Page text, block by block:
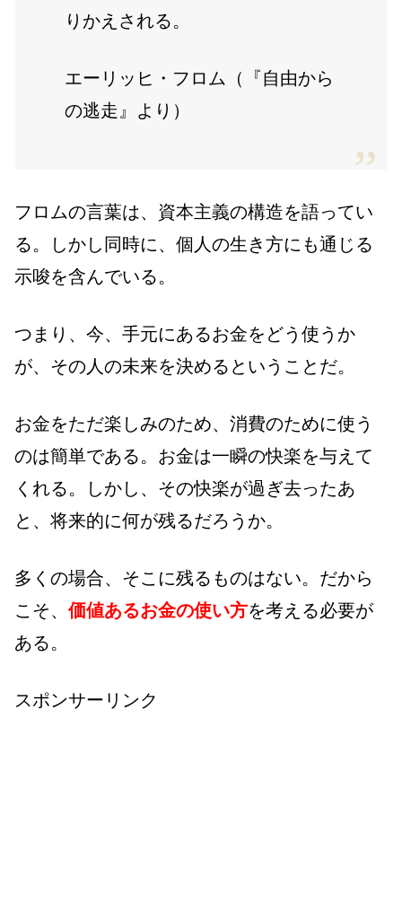
りかえされる。
エーリッヒ・フロム（『自由から
の逃走』より）
フロムの言葉は、資本主義の構造を語ってい
る。しかし同時に、個人の生き方にも通じる
示唆を含んでいる。
つまり、今、手元にあるお金をどう使うか
が、その人の未来を決めるということだ。
お金をただ楽しみのため、消費のために使う
のは簡単である。お金は一瞬の快楽を与えて
くれる。しかし、その快楽が過ぎ去ったあ
と、将来的に何が残るだろうか。
多くの場合、そこに残るものはない。だから
こそ、 価値あるお金の使い方を考える必要が
ある。
スポンサーリンク